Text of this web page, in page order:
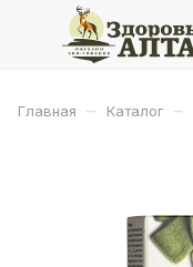
Главная – Каталог –